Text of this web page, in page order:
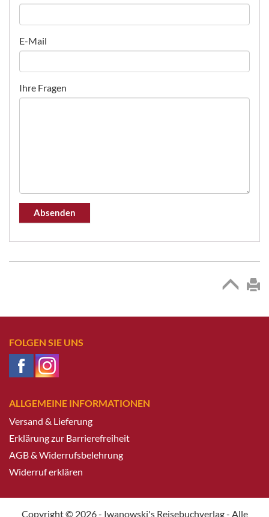
E-Mail
Ihre Fragen
Absenden
FOLGEN SIE UNS
ALLGEMEINE INFORMATIONEN
Versand & Lieferung
Erklärung zur Barrierefreiheit
AGB & Widerrufsbelehrung
Widerruf erklären
Copyright © 2026 - Iwanowski's Reisebuchverlag - Alle